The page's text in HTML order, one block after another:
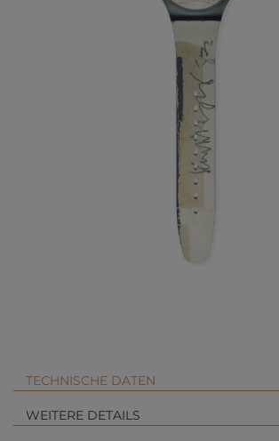
TECHNISCHE DATEN
WEITERE DETAILS